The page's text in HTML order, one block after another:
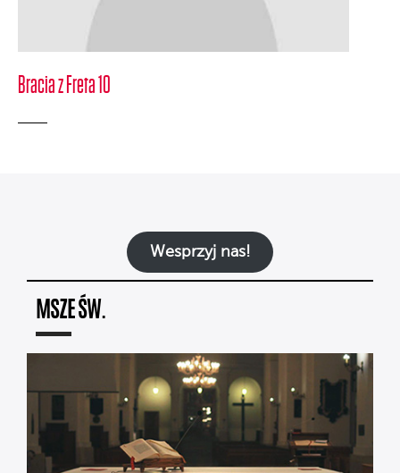
Bracia z Freta 10
Wesprzyj nas!
MSZE ŚW.